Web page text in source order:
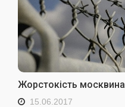
Жорстокість москвина
15.06.2017